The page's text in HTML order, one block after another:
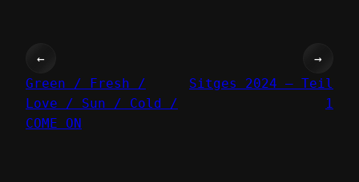
←
Green / Fresh /
Love / Sun / Cold /
COME ON
Sitges 2024 – Teil
1
→